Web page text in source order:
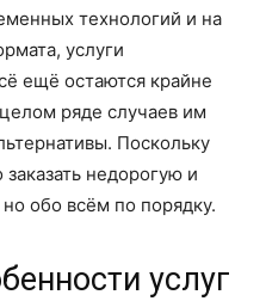
технологий и на
услуги
ещё остаются крайне
ряде случаев им
Поскольку
недорогую и
обо всём по порядку.
услуг